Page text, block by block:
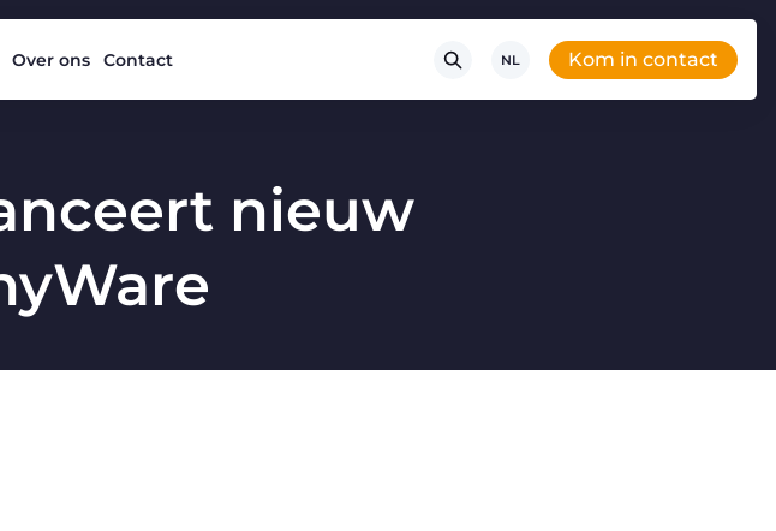
Over ons Contact NL Kom in contact
nieuw